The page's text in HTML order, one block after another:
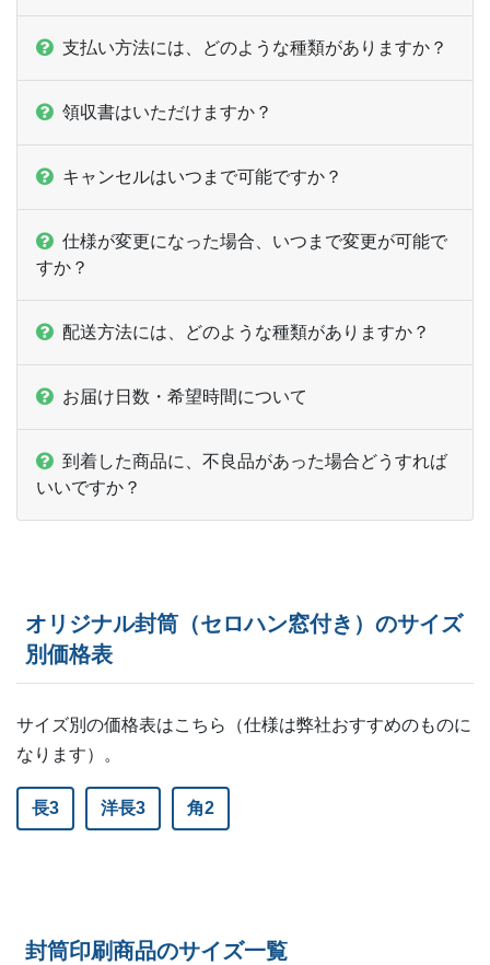
支払い方法には、どのような種類がありますか？
領収書はいただけますか？
キャンセルはいつまで可能ですか？
仕様が変更になった場合、いつまで変更が可能で
すか？
配送方法には、どのような種類がありますか？
お届け日数・希望時間について
到着した商品に、不良品があった場合どうすれば
いいですか？
オリジナル封筒（セロハン窓付き）のサイズ
別価格表
サイズ別の価格表はこちら（仕様は弊社おすすめのものに
なります）。
長3 洋長3 角2
封筒印刷商品のサイズ一覧